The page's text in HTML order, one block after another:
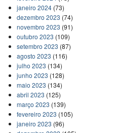
janeiro 2024(73)
dezembro 2023 (74)
novembro 2023 (91)
outubro 2023 (109)
setembro 2023 (87)
agosto 2023 (116)
julho 2023 (134)
junho 2023 (128)
maio 2023 (134)
abril 2023 (125)
março 2023 (139)
fevereiro 2023 (105)
janeiro 2023 (96)